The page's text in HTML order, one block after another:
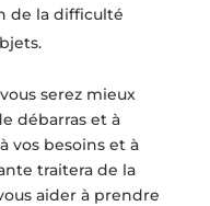
de la difficulté
serez mieux
débarras et à
vos besoins et à
traitera de la
aider à prendre